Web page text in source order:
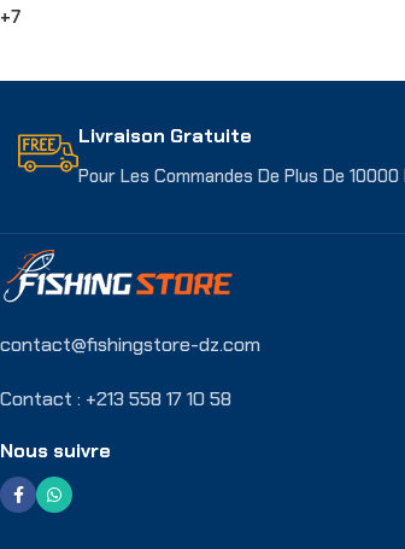
+7
Livraison Gratuite
Pour Les Commandes De Plus De 10000
contact@fishingstore-dz.com
Contact : +213 558 17 10 58
Nous suivre